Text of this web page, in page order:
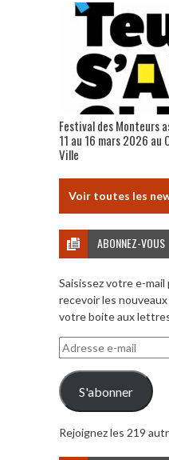
Festival des Monteurs
11 au 16 mars 2026 au
Ville
Voir toutes les
ABONNEZ-VOUS
Saisissez votre e-
recevoir les
votre boite aux
Adresse
e-
mail
S'abonner
Rejoignez les 219